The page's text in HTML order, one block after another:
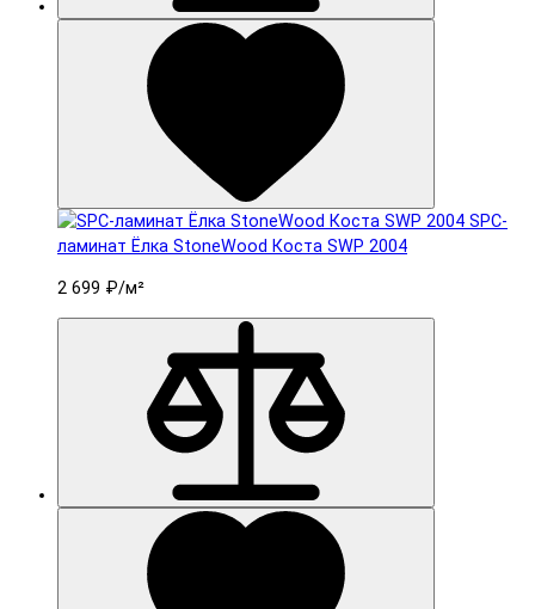
SPC-
ламинат Ëлка StoneWood Коста SWP 2004
2 699 ₽/м²